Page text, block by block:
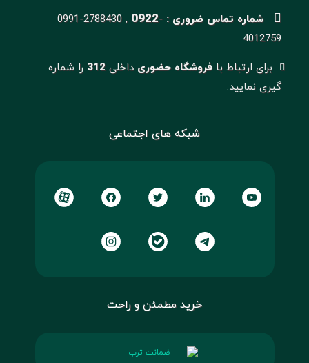
شماره تماس ضروری : 0991-2788430 , 0922-
4012759
برای ارتباط با فروشگاه حضوریداخلی 312 را شماره
گیری نمایید.
شبکه های اجتماعی
خرید مطمئن و راحت